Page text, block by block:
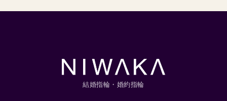
結婚指輪・婚約指輪